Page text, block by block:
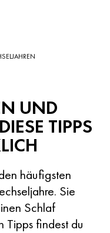
UND
TIPPS
häufigsten
Sie
Schlaf
Tipps findest du